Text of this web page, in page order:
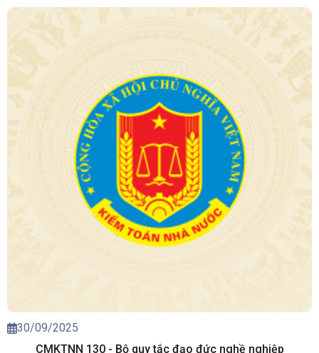
30/09/2025
CMKTNN 130 - Bộ quy tắc đạo đức nghề nghiệp